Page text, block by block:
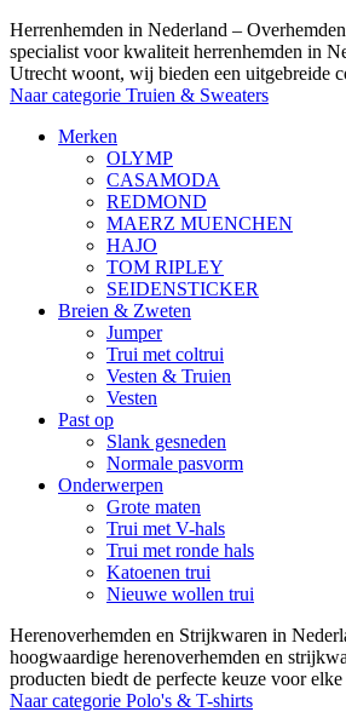
Herrenhemden in Nederland –
specialist voor kwaliteit herrenhemden in
Utrecht woont, wij bieden een uitgebreide
Naar categorie Truien & Sweaters
Merken
OLYMP
CASAMODA
REDMOND
MAERZ MUENCHEN
HAJO
TOM RIPLEY
SEIDENSTICKER
Breien & Zweten
Jumper
Trui met coltrui
Vesten & Truien
Vesten
Past op
Slank gesneden
Normale pasvorm
Onderwerpen
Grote maten
Trui met V-hals
Trui met ronde hals
Katoenen trui
Nieuwe wollen trui
Herenoverhemden en Strijkwaren in
hoogwaardige herenoverhemden en
producten biedt de perfecte keuze voor
Naar categorie Polo's & T-shirts